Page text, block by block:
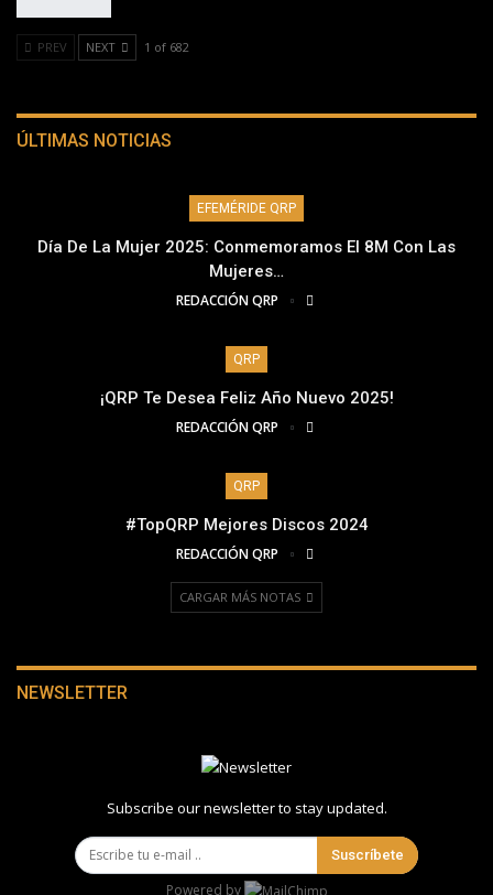
PREV NEXT 1 of 682
ÚLTIMAS NOTICIAS
EFEMÉRIDE QRP
Día De La Mujer 2025: Conmemoramos El 8M Con Las
Mujeres…
REDACCIÓN QRP
QRP
¡QRP Te Desea Feliz Año Nuevo 2025!
REDACCIÓN QRP
QRP
#TopQRP Mejores Discos 2024
REDACCIÓN QRP
CARGAR MÁS NOTAS
NEWSLETTER
Subscribe our newsletter to stay updated.
Suscríbete
Powered by